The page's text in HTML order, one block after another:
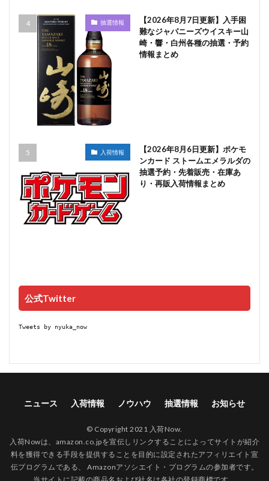
抽選情報
【2026年8月7日更新】入手困
難なジャパニーズウイスキー山
崎・響・白州各種の抽選・予約
情報まとめ
入荷情報
【2026年8月6日更新】ポケモ
ンカード ストームエメラルダの
抽選予約・先着販売・在庫あ
り・再販入荷情報まとめ
公式Twitter
Tweets by nyuka_now
ニュース 入荷情報 ノウハウ 抽選情報 お知らせ
© Copyright 2021 入荷Now.
入荷Nowは、amazon.co.jpを宣伝しリンクすることによってサイトが紹介
料を獲得できる手段を提供することを目的に設定されたアフィリエイト宣
伝プログラムである、 Amazonアソシエイト・プログラムの参加者です。
当サイトに記載の商品名および社名は各社の登録商標です。